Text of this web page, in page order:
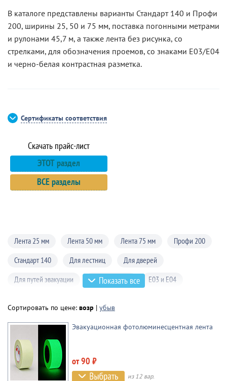
В каталоге представлены варианты Стандарт 140 и Профи
200, ширины 25, 50 и 75 мм, поставка погонными метрами
и рулонами 45,7 м, а также лента без рисунка, со
стрелками, для обозначения проемов, со знаками E03/E04
и черно-белая контрастная разметка.
Сертификаты соответствия
ЭТОТ раздел
ВСЕразделы
Лента 25 мм Лента 50 мм Лента 75 мм
Профи 200
Стандарт 140
Для лестниц
Для дверей
Для путей эвакуации
Со стрелками E03 и E04
Показать все
Сортировать по цене: возр | убыв
Эвакуационная фотолюминесцентная лента
от 90 ₽
из 12 вар.